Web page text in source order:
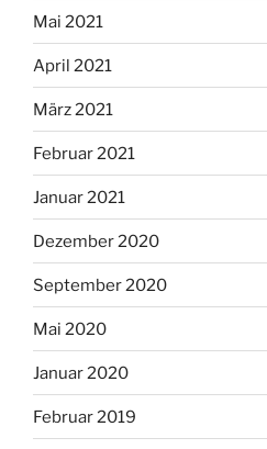
Mai 2021
April 2021
März 2021
Februar 2021
Januar 2021
Dezember 2020
September 2020
Mai 2020
Januar 2020
Februar 2019